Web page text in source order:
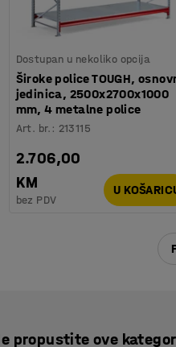
Dostupan u nekoliko opcija
Široke police TOUGH,
jedinica, 2500x2700x1000
mm, 4 metalne police
Art. br. : 213115
2.706,00
KM
bez PDV
U
propustite ove